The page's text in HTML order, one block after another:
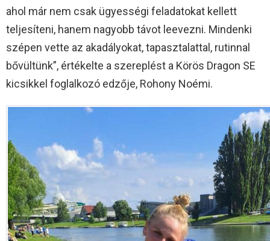
ahol már nem csak ügyességi feladatokat kellett
teljesíteni, hanem nagyobb távot leevezni. Mindenki
szépen vette az akadályokat, tapasztalattal, rutinnal
bővültünk”, értékelte a szereplést a Körös Dragon SE
kicsikkel foglalkozó edzője, Rohony Noémi.